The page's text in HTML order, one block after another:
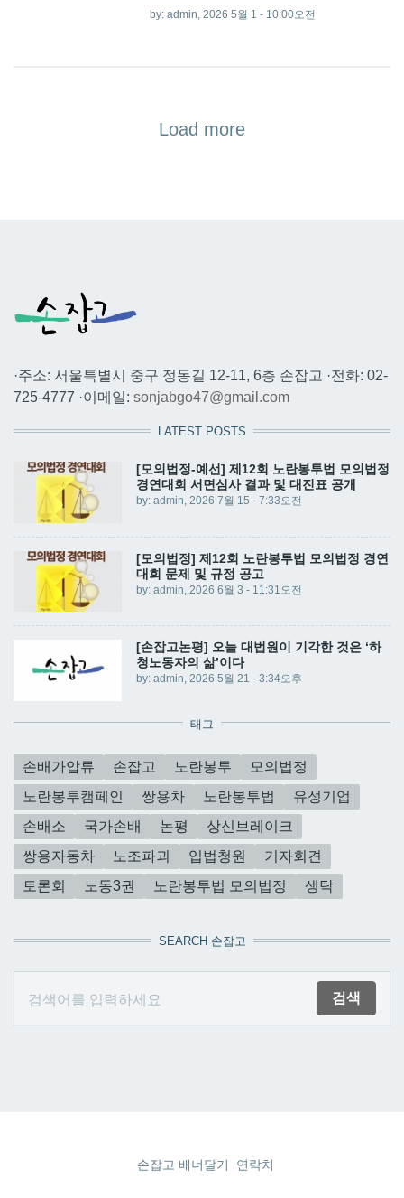
by: admin, 2026 5월 1 - 10:00오전
Load more
·주소: 서울특별시 중구 정동길 12-11, 6층 손잡고 ·전화: 02-
725-4777 ·이메일: sonjabgo47@gmail.com
LATEST POSTS
[모의법정-예선] 제12회 노란봉투법 모의법정
경연대회 서면심사 결과 및 대진표 공개
by: admin, 2026 7월 15 - 7:33오전
[모의법정] 제12회 노란봉투법 모의법정 경연
대회 문제 및 규정 공고
by: admin , 2026 6월 3 - 11:31오전
[손잡고논평] 오늘 대법원이 기각한 것은 ‘하
청노동자의 삶’이다
by: admin, 2026 5월 21 - 3:34오후
태그
손배가압류 손잡고 노란봉투
모의법정
노란봉투캠페인
쌍용차 노란봉투법
유성기업
손배소
국가손배 논평
상신브레이크
쌍용자동차
노조파괴 입법청원
기자회견
토론회
노동3권 노란봉투법 모의법정 생탁
SEARCH 손잡고
손잡고 배너달기 연락처